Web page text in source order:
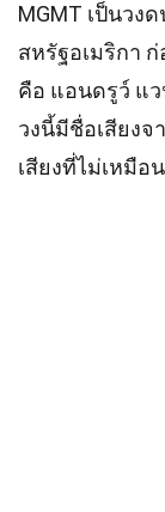
MGMT เป็นวง
สหรัฐอเมริกา
คือ แอนดรูว์ แว
วงนี้มีชื่อเสียงจ
เสียงที่ไม่เหมือ